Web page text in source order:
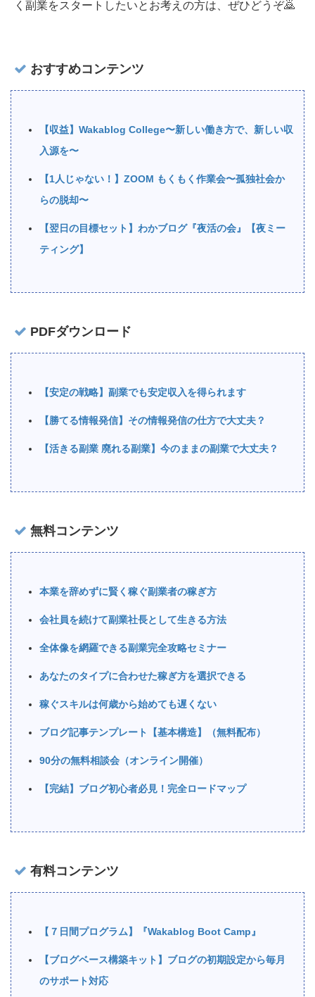
く副業をスタートしたいとお考えの方は、ぜひどうぞ🙇‍
おすすめコンテンツ
【収益】Wakablog College〜新しい働き方で、新しい収
入源を〜
【1人じゃない！】ZOOM もくもく作業会〜孤独社会か
らの脱却〜
【翌日の目標セット】わかブログ『夜活の会』【夜ミー
ティング】
PDFダウンロード
【安定の戦略】副業でも安定収入を得られます
【勝てる情報発信】その情報発信の仕方で大丈夫？
【活きる副業 廃れる副業】今のままの副業で大丈夫？
無料コンテンツ
本業を辞めずに賢く稼ぐ副業者の稼ぎ方
会社員を続けて副業社長として生きる方法
全体像を網羅できる副業完全攻略セミナー
あなたのタイプに合わせた稼ぎ方を選択できる
稼ぐスキルは何歳から始めても遅くない
ブログ記事テンプレート【基本構造】（無料配布）
90分の無料相談会（オンライン開催）
【完結】ブログ初心者必見！完全ロードマップ
有料コンテンツ
【７日間プログラム】『Wakablog Boot Camp』
【ブログベース構築キット】ブログの初期設定から毎月
のサポート対応